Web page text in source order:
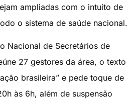
ampliadas com o intuito de
o sistema de saúde nacional.
Nacional de Secretários de
27 gestores da área, o texto
brasileira” e pede toque de
às 6h, além de suspensão